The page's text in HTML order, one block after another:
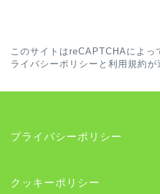
このサイトはreCAPTCHAによ
ライバシーポリシー と 利用規約 が
プライバシーポリシー
クッキーポリシー